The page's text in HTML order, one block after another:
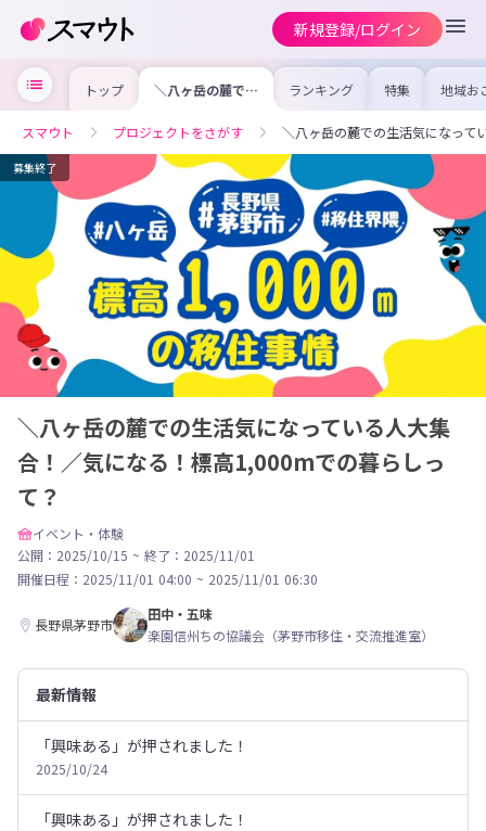
新規登録/ログイン
トップ ＼八ヶ岳の麓での
生活気になってい
になる！標高
1,000mでの暮ら
しって？
ランキング 特集 地域お
の求
を集め
事内容
を比較
合った
スマウト プロジェクトをさがす ＼八ヶ岳の麓での生活気になって
募集終了
＼八ヶ岳の麓での生活気になっている人大集
合！／気になる！標高1,000mでの暮らしっ
て？
イベント・体験
公開：2025/10/15 ~ 終了：2025/11/01
開催日程： 2025/11/01 04:00 ~ 2025/11/01 06:30
長野県茅野市
田中・五味
楽園信州ちの協議会（茅野市移住・交流推進室）
最新情報
「興味ある」が押されました！
2025/10/24
「興味ある」が押されました！